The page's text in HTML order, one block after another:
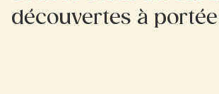
découvertes à